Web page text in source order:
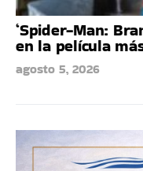
‘Spider-Man:
en la película
agosto 5, 2026